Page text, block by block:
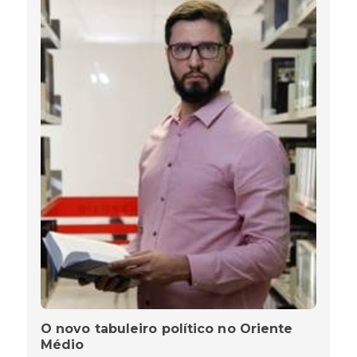
O novo tabuleiro político no Oriente
Médio